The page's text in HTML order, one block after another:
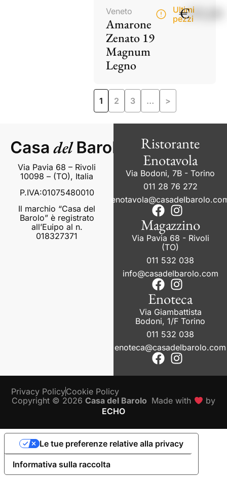
Veneto
Amarone
Zenato 19
Magnum
Legno
Ultimi
pezzi
€195,00
1 2 3 … >
Via Pavia 68 – Rivoli
10098 – (TO), Italia
P.IVA:01075480010
Il marchio “Casa del
Barolo” è registrato
all’Euipo al n.
018327371
Ristorante
Enotavola
Via Bodoni, 7B - Torino
011 28 76 272
Magazzino
Via Pavia 68 - Rivoli
(TO)
011 532 038
info@casadelbarolo.com
Enoteca
Via Giambattista
Bodoni, 1/F Torino
011 532 038
enoteca@casadelbarolo.com
Copyright © 2026Casa del Barolo Made with
by
ECHO
Privacy PolicyCookie Policy
Informativa sulla raccolta
Le tue preferenze relative alla privacy